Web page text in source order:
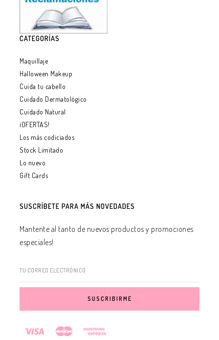
CATEGORÍAS
Maquillaje
Halloween Makeup
Cuida tu cabello
Cuidado Dermatológico
Cuidado Natural
¡OFERTAS!
Los más codiciados
Stock Limitado
Lo nuevo
Gift Cards
SUSCRÍBETE PARA MÁS NOVEDADES
Mantente al tanto de nuevos productos y promociones
especiales!
TU CORREO ELECTRÓNICO